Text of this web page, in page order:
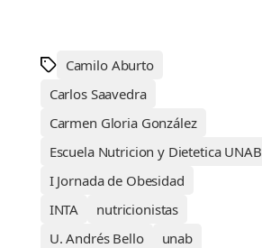
Camilo Aburto
Carlos Saavedra
Carmen Gloria González
Escuela Nutricion y Dietetica UNAB
I Jornada de Obesidad
INTA
nutricionistas
U. Andrés Bello
unab